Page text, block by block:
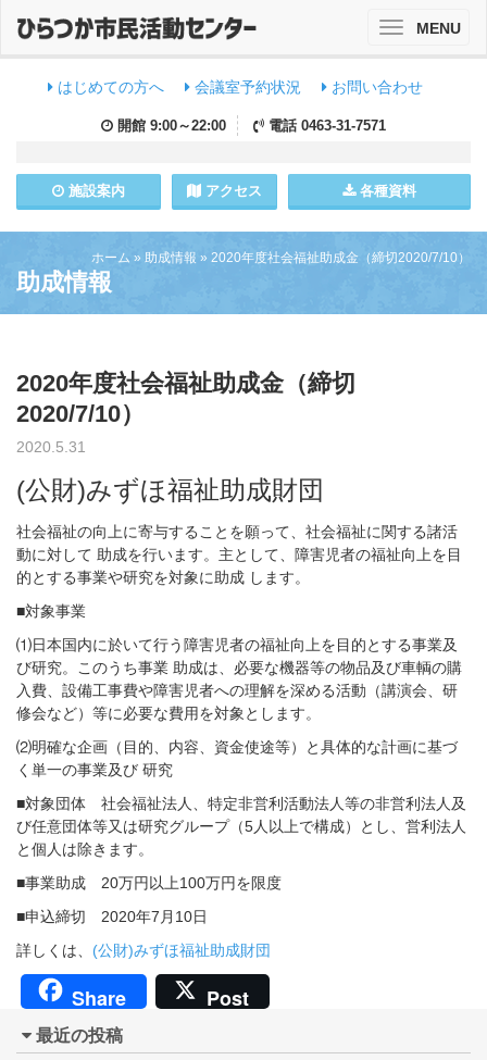
はじめての方へ 会議室予約状況 お問い合わせ
開館 9:00～22:00 電話 0463-31-7571
施設案内 アクセス 各種資料
ToggleMENU
ホーム » 助成情報 » 2020年度社会福祉助成金（締切2020/7/10）
助成情報
2020年度社会福祉助成金（締切
2020/7/10）
2020.5.31
(公財)みずほ福祉助成財団
社会福祉の向上に寄与することを願って、社会福祉に関する諸活
動に対して 助成を行います。主として、障害児者の福祉向上を目
的とする事業や研究を対象に助成 します。
■対象事業
⑴日本国内に於いて行う障害児者の福祉向上を目的とする事業及
び研究。このうち事業 助成は、必要な機器等の物品及び車輌の購
入費、設備工事費や障害児者への理解を深める活動（講演会、研
修会など）等に必要な費用を対象とします。
⑵明確な企画（目的、内容、資金使途等）と具体的な計画に基づ
く単一の事業及び 研究
■対象団体 社会福祉法人、特定非営利活動法人等の非営利法人及
び任意団体等又は研究グループ（5人以上で構成）とし、営利法人
と個人は除きます。
■事業助成 20万円以上100万円を限度
■申込締切 2020年7月10日
詳しくは、 (公財)みずほ福祉助成財団
Share Post
最近の投稿